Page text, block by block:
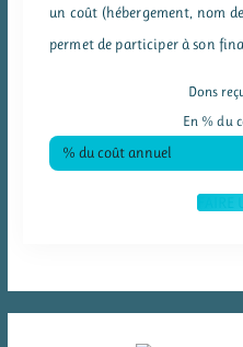
un coût (hébergement, nom
permet de participer à son
Dons
En % du
% du coût annuel
FAIRE